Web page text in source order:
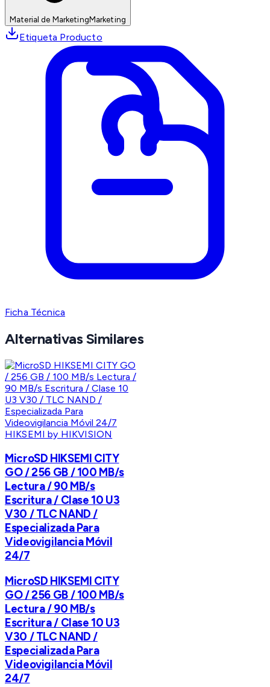
Material de MarketingMarketing
Etiqueta Producto
Ficha Técnica
Alternativas Similares
HIKSEMI by HIKVISION
MicroSD HIKSEMI CITY
GO / 256 GB / 100 MB/s
Lectura / 90 MB/s
Escritura / Clase 10 U3
V30 / TLC NAND /
Especializada Para
Videovigilancia Móvil
24/7
MicroSD HIKSEMI CITY
GO / 256 GB / 100 MB/s
Lectura / 90 MB/s
Escritura / Clase 10 U3
V30 / TLC NAND /
Especializada Para
Videovigilancia Móvil
24/7